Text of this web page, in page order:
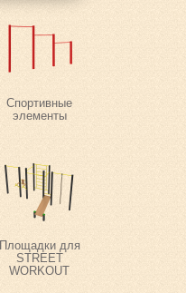
Спортивные
элементы
Площадки для
STREET
WORKOUT